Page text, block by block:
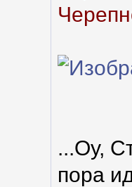
...Оу,
пора